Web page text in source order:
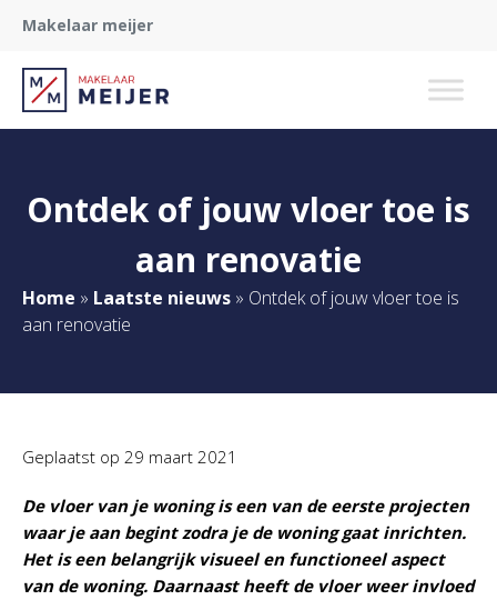
Makelaar meijer
Ontdek of jouw vloer toe is
aan renovatie
Home » Laatste nieuws » Ontdek of jouw vloer toe is
aan renovatie
Geplaatst op 29 maart 2021
De vloer van je woning is een van de eerste projecten
waar je aan begint zodra je de woning gaat inrichten.
Het is een belangrijk visueel en functioneel aspect
van de woning. Daarnaast heeft de vloer weer invloed